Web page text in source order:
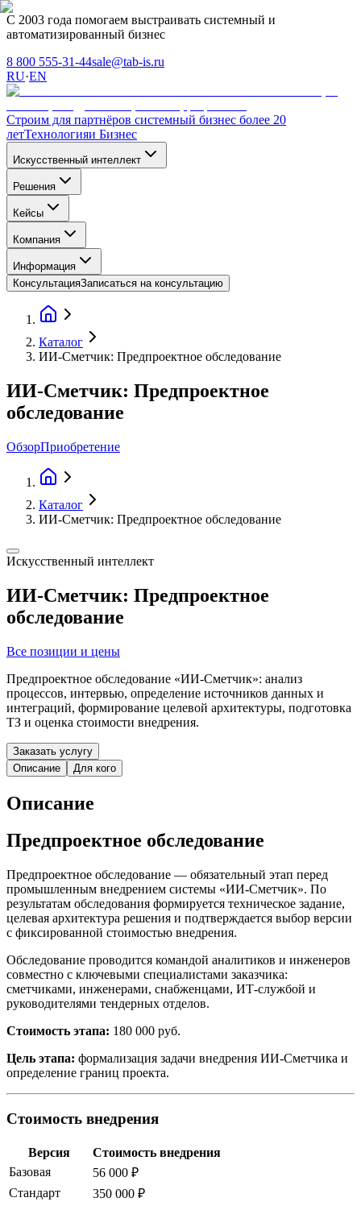
С 2003 года помогаем выстраивать системный и
автоматизированный бизнес
8 800 555-31-44sale@tab-is.ru
RU·EN
Строим для партнёров системный бизнес более 20
летТехнологияи Бизнес
Искусственный интеллект
Решения
Кейсы
Компания
Информация
КонсультацияЗаписаться на консультацию
Каталог
ИИ-Сметчик: Предпроектное обследование
ИИ-Сметчик: Предпроектное
обследование
ОбзорПриобретение
Каталог
ИИ-Сметчик: Предпроектное обследование
Искусственный интеллект
ИИ-Сметчик: Предпроектное
обследование
Все позиции и цены
Предпроектное обследование «ИИ-Сметчик»: анализ
процессов, интервью, определение источников данных и
интеграций, формирование целевой архитектуры, подготовка
ТЗ и оценка стоимости внедрения.
Заказать услугу
Описание
Для кого
Описание
Предпроектное обследование
Предпроектное обследование — обязательный этап перед
промышленным внедрением системы «ИИ-Сметчик». По
результатам обследования формируется техническое задание,
целевая архитектура решения и подтверждается выбор версии
с фиксированной стоимостью внедрения.
Обследование проводится командой аналитиков и инженеров
совместно с ключевыми специалистами заказчика:
сметчиками, инженерами, снабженцами, ИТ-службой и
руководителями тендерных отделов.
Стоимость этапа: 180 000 руб.
Цель этапа: формализация задачи внедрения ИИ-Сметчика и
определение границ проекта.
Стоимость внедрения
Версия
Стоимость внедрения
Базовая
56 000 ₽
Стандарт
350 000 ₽